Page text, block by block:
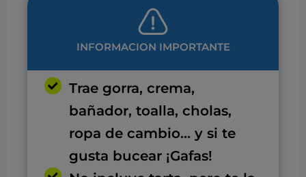
INFORMACION IMPORTANTE
Trae gorra, crema,
bañador, toalla, cholas,
ropa de cambio... y si te
gusta bucear ¡Gafas!